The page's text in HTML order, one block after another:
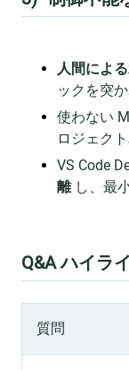
人間によ
ックを突
使わない
ロジェク
VS Code
離し、最
Q&A ハイラ
質問